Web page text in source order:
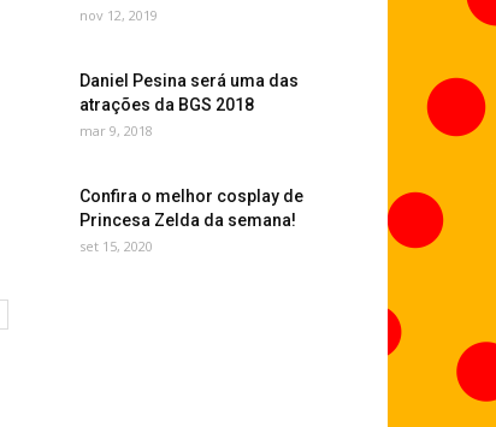
nov 12, 2019
Daniel Pesina será uma das
atrações da BGS 2018
mar 9, 2018
Confira o melhor cosplay de
Princesa Zelda da semana!
set 15, 2020